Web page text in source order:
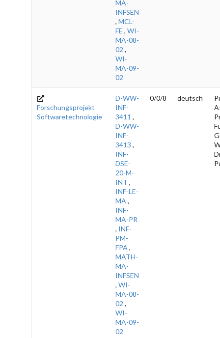
MA-
INFSEN
, MCL-
FE , WI-
MA-08-
02 ,
WI-
MA-09-
02
Forschungsprojekt
Softwaretechnologie
D-WW-
INF-
3411 ,
D-WW-
INF-
3413 ,
INF-
DSE-
20-M-
INT ,
INF-LE-
MA ,
INF-
MA-PR
, INF-
PM-
FPA ,
MATH-
MA-
INFSEN
, WI-
MA-08-
02 ,
WI-
MA-09-
02
0/0/8 deutsch